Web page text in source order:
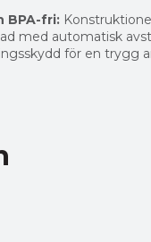
BPA-fri:
med automatisk
för en trygg